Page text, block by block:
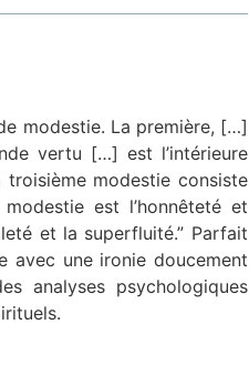
modestie. La première, […]
vertu […] est l’intérieure
modestie consiste
est l’honnêteté et
et la superfluité.” Parfait
avec une ironie doucement
analyses psychologiques